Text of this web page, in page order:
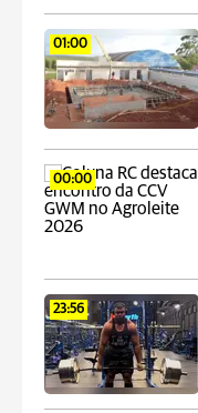
01:00
00:00
23:56